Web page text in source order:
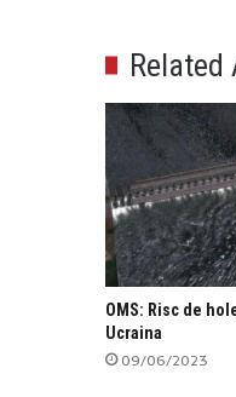
OMS: Risc de
Ucraina
09/06/2023